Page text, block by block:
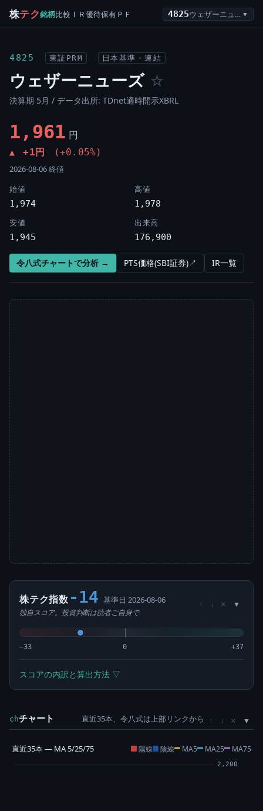
株テク銘柄比較 ＩＲ優待保有ＰＦ 4825 ウェザーニューズ ▼
4825 東証PRM 日本基準・連結
ウェザーニューズ ☆
決算期 5月 / データ出所: TDnet適時開示XBRL
1,961 円
▲ +1円 (+0.05%)
2026-08-06 終値
始値
1,974
高値
1,978
安値
1,945
出来高
176,900
令八式チャートで分析 → PTS価格(SBI証券)↗ IR一覧
株テク指数 -14 基準日 2026-08-06
独自スコア。投資判断は読者ご自身で
↑ ↓ ×
−33 0 +37
スコアの内訳と算出方法 ▽
chチャート 直近35本、令八式は上部リンクから ↑ ↓ ×
直近35本 — MA 5/25/75 陽線 陰線 MA5 MA25 MA75
2,200